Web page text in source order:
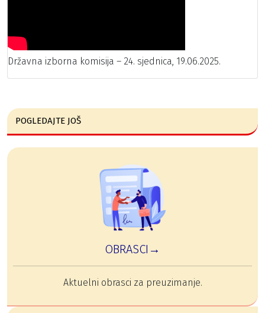
Državna izborna komisija – 24. sjednica, 19.06.2025.
POGLEDAJTE JOŠ
OBRASCI→
Aktuelni obrasci za preuzimanje.